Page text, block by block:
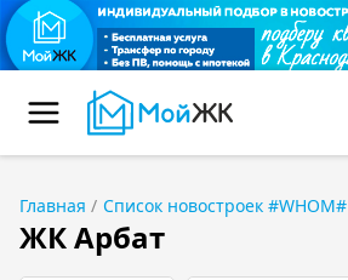
Главная Список новостроек #WHOM#
ЖК Арбат